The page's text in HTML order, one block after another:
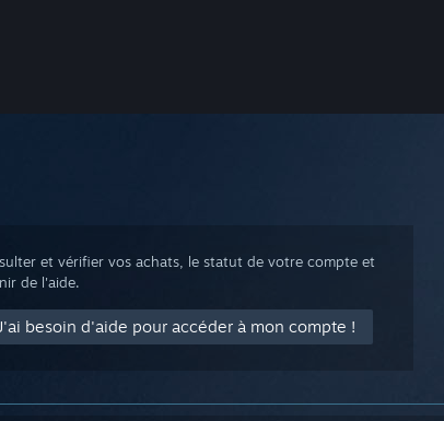
et vérifier vos achats, le statut de votre compte et
de l'aide.
besoin d'aide pour accéder à mon compte !